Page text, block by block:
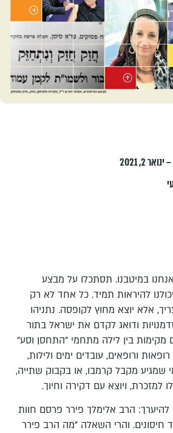
2, 2021
במיטבנו. תסתכלו על מבצע
להיראות תמיד. כל אחד לא רק
אלא יוצא מחוץ לקופסה. נתניהו
ודואג לקדם את ישראל בתור
מקימות בין לילה מתחמי "התחסן וסע"
ורופאים, עובדים ימים ולילות,
שמגיע מקבל קרמבו, או בקבוק שתייה,
למזכרת, ויוצא עם דקירה וחיוך.
להיערך: הרב אלימלך פירר פרסם חוות
והרי השאלה "מה הרב פירר